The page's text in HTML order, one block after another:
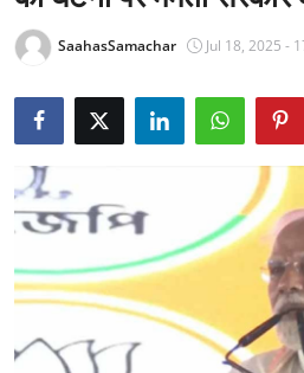
Epaper
धर्म
टेक
SaahasSamachar Jul 18, 2025 -